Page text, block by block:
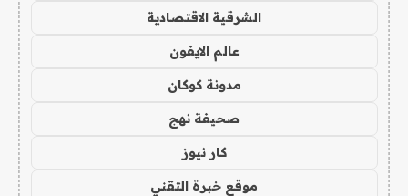
الشرقية الاقتصادية
عالم الايفون
مدونة كوكان
صحيفة نهج
كار نيوز
موقع خبرة التقني